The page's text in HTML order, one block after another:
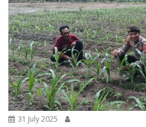
31 July 2025